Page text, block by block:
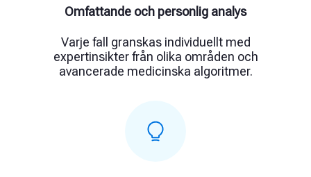
Omfattande och personlig analys
Varje fall granskas individuellt med
expertinsikter från olika områden och
avancerade medicinska algoritmer.